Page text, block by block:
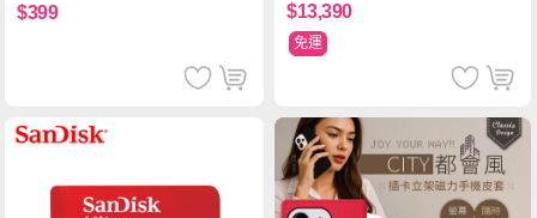
$399 $13,390
免運